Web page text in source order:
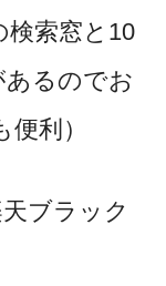
検索窓と10
あるのでお
利）
ブラック